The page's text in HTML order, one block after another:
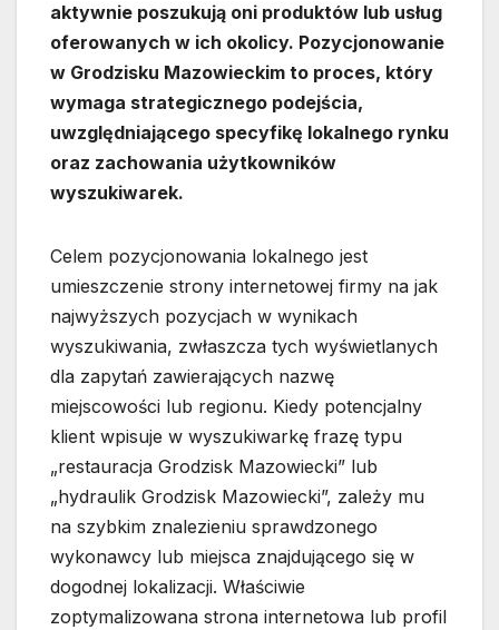
aktywnie poszukują oni produktów lub usług
oferowanych w ich okolicy. Pozycjonowanie
w Grodzisku Mazowieckim to proces, który
wymaga strategicznego podejścia,
uwzględniającego specyfikę lokalnego rynku
oraz zachowania użytkowników
wyszukiwarek.
Celem pozycjonowania lokalnego jest
umieszczenie strony internetowej firmy na jak
najwyższych pozycjach w wynikach
wyszukiwania, zwłaszcza tych wyświetlanych
dla zapytań zawierających nazwę
miejscowości lub regionu. Kiedy potencjalny
klient wpisuje w wyszukiwarkę frazę typu
„restauracja Grodzisk Mazowiecki” lub
„hydraulik Grodzisk Mazowiecki”, zależy mu
na szybkim znalezieniu sprawdzonego
wykonawcy lub miejsca znajdującego się w
dogodnej lokalizacji. Właściwie
zoptymalizowana strona internetowa lub profil